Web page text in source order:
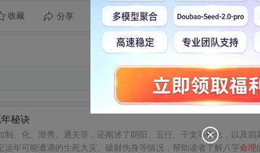
收藏 分享 转发到动态 举报
秘诀
制、化、泄秀、通关等，还阐述了阴阳、五行、干支等概念，以及
年可能遭遇的生死大灾、破财伤身等情况，帮助读者了解八字命理